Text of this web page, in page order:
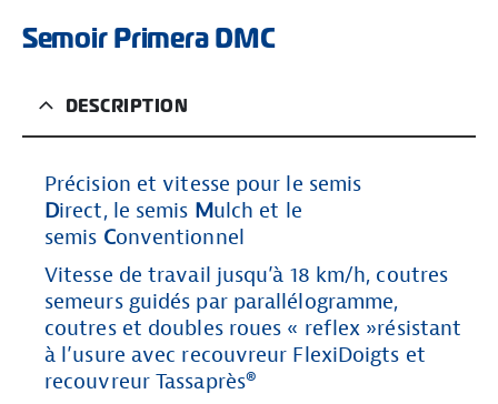
Semoir Primera DMC
DESCRIPTION
Précision et vitesse pour le semis
Direct, le semis Mulch et le
semis Conventionnel
Vitesse de travail jusqu’à 18 km/h, coutres
semeurs guidés par parallélogramme,
coutres et doubles roues « reflex »résistant
à l’usure avec recouvreur FlexiDoigts et
recouvreur Tassaprès®